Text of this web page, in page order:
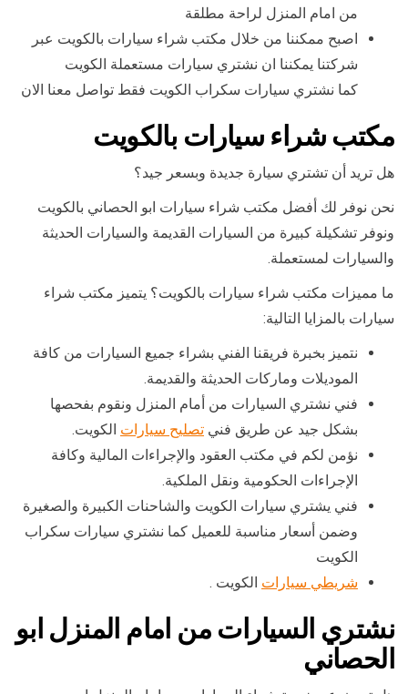
من امام المنزل لراحة مطلقة
اصبح ممكننا من خلال مكتب شراء سيارات بالكويت عبر
شركتنا يمكننا ان نشتري سيارات مستعملة الكويت
كما نشتري سيارات سكراب الكويت فقط تواصل معنا الان
مكتب شراء سيارات بالكويت
هل تريد أن تشتري سيارة جديدة وبسعر جيد؟
نحن نوفر لك أفضل مكتب شراء سيارات ابو الحصاني بالكويت
ونوفر تشكيلة كبيرة من السيارات القديمة والسيارات الحديثة
والسيارات لمستعملة.
ما مميزات مكتب شراء سيارات بالكويت؟ يتميز مكتب شراء
سيارات بالمزايا التالية:
نتميز بخبرة فريقنا الفني بشراء جميع السيارات من كافة
الموديلات وماركات الحديثة والقديمة.
فني نشتري السيارات من أمام المنزل ونقوم بفحصها
بشكل جيد عن طريق فني تصليح سيارات الكويت.
نؤمن لكم في مكتب العقود والإجراءات المالية وكافة
الإجراءات الحكومية ونقل الملكية.
فني يشتري سيارات الكويت والشاحنات الكبيرة والصغيرة
وضمن أسعار مناسبة للعميل كما نشتري سيارات سكراب
الكويت
شريطي سيارات الكويت .
نشتري السيارات من امام المنزل ابو
الحصاني